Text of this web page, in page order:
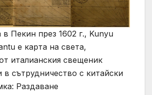
в Пекин през 1602 г., Kunyu
е карта на света,
италианския свещеник
сътрудничество с китайски
Раздаване